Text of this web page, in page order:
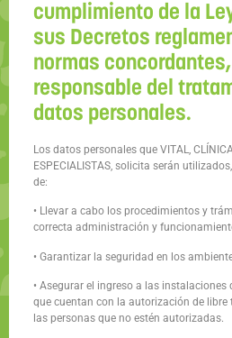
cumplimiento de la
sus Decretos
normas
responsable del
datos personales.
Los datos personales que VITAL,
ESPECIALISTAS, solicita serán
de:
• Llevar a cabo los procedimientos y
correcta administración y
• Garantizar la seguridad en los
• Asegurar el ingreso a las instalaciones
que cuentan con la autorización de
las personas que no estén autorizadas.